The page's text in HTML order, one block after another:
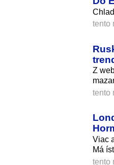
tento
Z
tento
Viac
Má
tento